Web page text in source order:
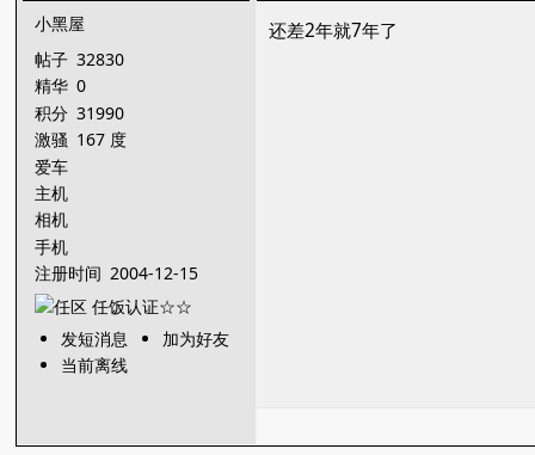
小黑屋
帖子 32830
精华 0
积分 31990
激骚 167 度
爱车
主机
相机
手机
注册时间 2004-12-15
发短消息
加为好友
当前离线
还差2年就7年了